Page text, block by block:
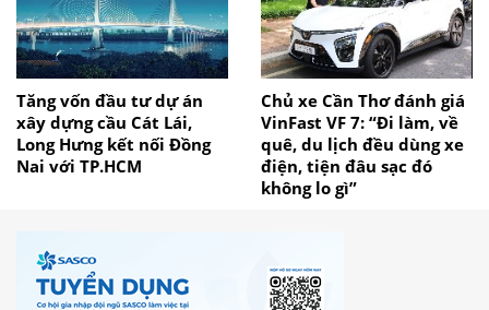
Tăng vốn đầu tư dự án
xây dựng cầu Cát Lái,
Long Hưng kết nối Đồng
Nai với TP.HCM
Chủ xe Cần Thơ đánh giá
VinFast VF 7: “Đi làm, về
quê, du lịch đều dùng xe
điện, tiện đâu sạc đó
không lo gì”